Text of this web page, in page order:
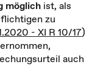
möglich ist, als
zu
- XI R 10/17)
auch